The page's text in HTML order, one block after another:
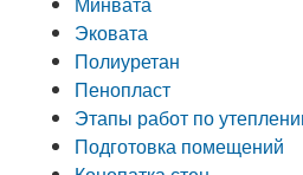
Эковата
Полиуретан
Пенопласт
Этапы работ по
Подготовка помещений